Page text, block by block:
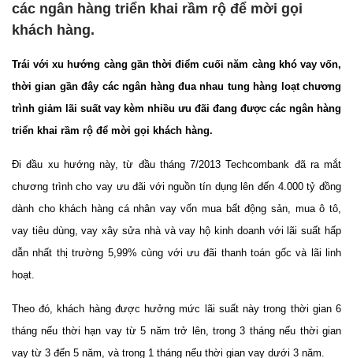
các ngân hàng triển khai rầm rộ để mời gọi
khách hàng.
Trái với xu hướng càng gần thời điểm cuối năm càng khó vay vốn,
thời gian gần đây các ngân hàng đua nhau tung hàng loạt chương
trình giảm lãi suất vay kèm nhiều ưu đãi đang được các ngân hàng
triển khai rầm rộ để mời gọi khách hàng.
Đi đầu xu hướng này, từ đầu tháng 7/2013 Techcombank đã ra mắt
chương trình cho vay ưu đãi với nguồn tín dụng lên đến 4.000 tỷ đồng
dành cho khách hàng cá nhân vay vốn mua bất động sản, mua ô tô,
vay tiêu dùng, vay xây sửa nhà và vay hộ kinh doanh với lãi suất hấp
dẫn nhất thị trường 5,99% cùng với ưu đãi thanh toán gốc và lãi linh
hoạt.
Theo đó, khách hàng được hưởng mức lãi suất này trong thời gian 6
tháng nếu thời hạn vay từ 5 năm trở lên, trong 3 tháng nếu thời gian
vay từ 3 đến 5 năm, và trong 1 tháng nếu thời gian vay dưới 3 năm.